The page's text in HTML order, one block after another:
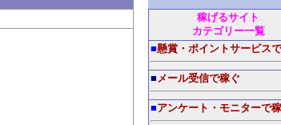
稼げるサイト
カテゴリー一覧
■懸賞・ポイントサービス
■メール受信で稼ぐ
■アンケート・モニターで